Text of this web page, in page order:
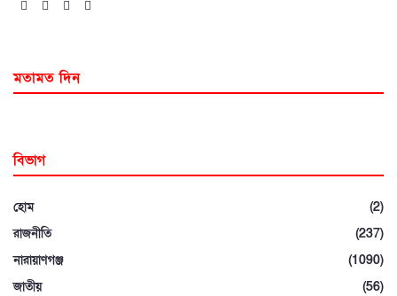
মতামত দিন
বিভাগ
হোম
(2)
রাজনীতি
(237)
নারায়াণগঞ্জ
(1090)
জাতীয়
(56)